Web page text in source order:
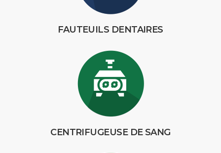
FAUTEUILS DENTAIRES
CENTRIFUGEUSE DE SANG